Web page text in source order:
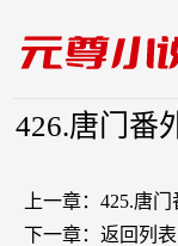
426.唐门番
上一章： 425.唐门
下一章： 返回列表